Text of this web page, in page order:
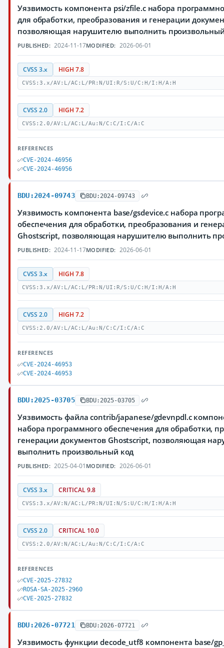
Уязвимость компонента psi/zfile.c набора
для обработки, преобразования и генерации
позволяющая нарушителю выполнить
PUBLISHED: 2024-11-17MODIFIED: 2026-06-01
CVSS 3.x HIGH 7.8
CVSS:3.x/AV:L/AC:L/PR:N/UI:R/S:U/C:H/I:H/A:H
CVSS 2.0 HIGH 7.2
CVSS:2.0/AV:L/AC:L/Au:N/C:C/I:C/A:C
REFERENCES
CVE-2024-46956
CVE-2024-46956
BDU:2024-09743 BDU:2024-09743
Уязвимость компонента base/gsdevice.c набора
обеспечения для обработки, преобразования и
Ghostscript, позволяющая нарушителю выполнить
PUBLISHED: 2024-11-17MODIFIED: 2026-06-01
CVSS 3.x HIGH 7.8
CVSS:3.x/AV:L/AC:L/PR:N/UI:R/S:U/C:H/I:H/A:H
CVSS 2.0 HIGH 7.2
CVSS:2.0/AV:L/AC:L/Au:N/C:C/I:C/A:C
REFERENCES
CVE-2024-46953
CVE-2024-46953
BDU:2025-03705 BDU:2025-03705
Уязвимость файла contrib/japanese/gdevnpdl.c
набора программного обеспечения для обработки,
генерации документов Ghostscript, позволяющая
выполнить произвольный код
PUBLISHED: 2025-04-01 MODIFIED: 2026-06-01
CVSS 3.x CRITICAL 9.8
CVSS:3.x/AV:N/AC:L/PR:N/UI:N/S:U/C:H/I:H/A:H
CVSS 2.0 CRITICAL 10.0
CVSS:2.0/AV:N/AC:L/Au:N/C:C/I:C/A:C
REFERENCES
CVE-2025-27832
ROSA-SA-2025-2960
CVE-2025-27832
BDU:2026-07721 BDU:2026-07721
Уязвимость функции decode_utf8 компонента base/